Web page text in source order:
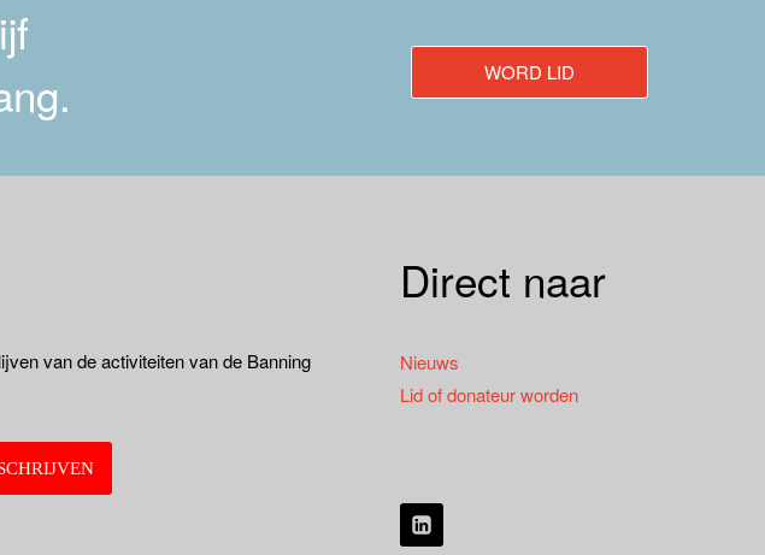
WORD LID
van de activiteiten van de Banning
Direct naar
Nieuws
Lid of donateur worden